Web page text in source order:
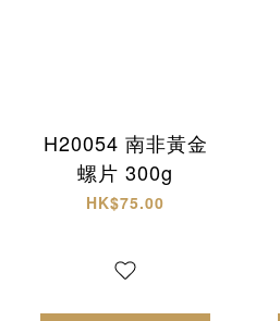
H20054 南非黃金
螺片 300g
HK$75.00